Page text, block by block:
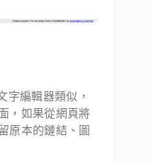
字編輯器類似，
，如果從網頁將
原本的鏈結、圖